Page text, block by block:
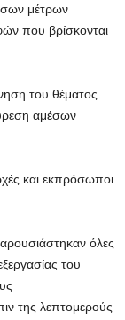
μέτρων
που βρίσκονται
του θέματος
αμέσων
και εκπρόσωποι
όλες
του
της λεπτομερούς